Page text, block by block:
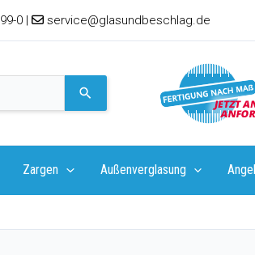
0 | service@glasundbeschlag.de
Zargen Außenverglasung